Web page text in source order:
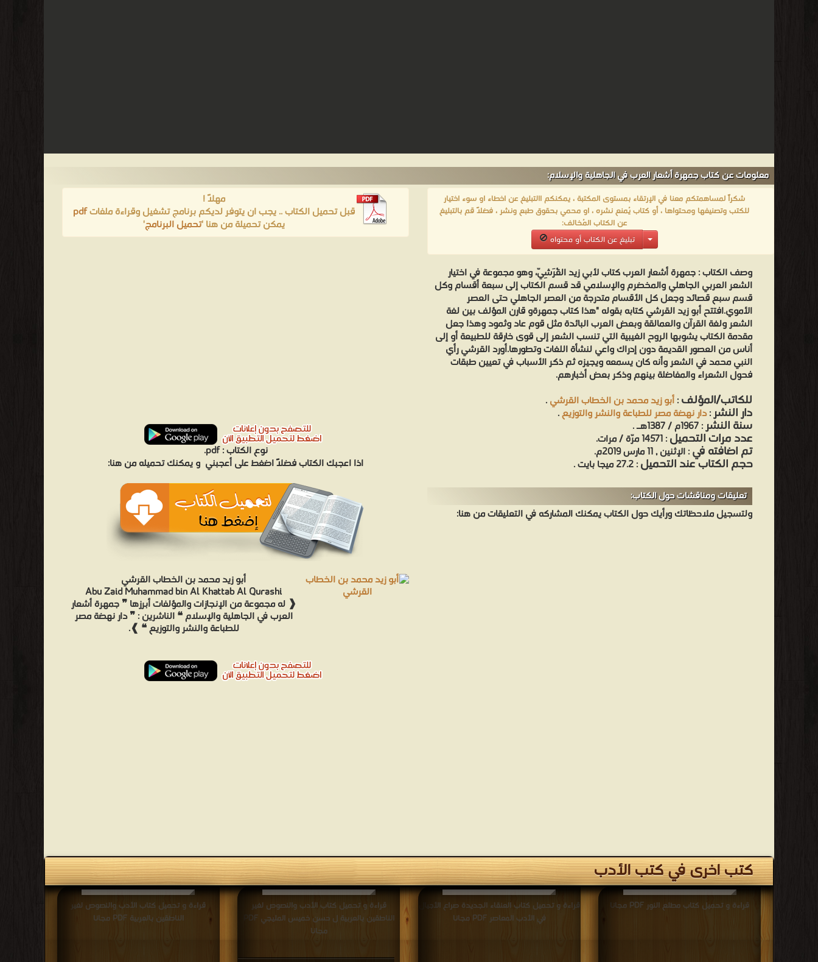
معلومات عن كتاب جمهرة أشعار العرب في الجاهلية والإسلام:
شكراً لمساهمتكم معنا في الإرتقاء بمستوى المكتبة ، يمكنكم االتبليغ عن اخطاء او سوء اختيار
للكتب وتصنيفها ومحتواها ، أو كتاب يُمنع نشره ، او محمي بحقوق طبع ونشر ، فضلاً قم بالتبليغ
عن الكتاب المُخالف:
تبليغ عن الكتاب أو محتواه
وصف الكتاب :جمهرة أشعار العرب كتاب لأبي زيد القُرَشِيّ، وهو مجموعة في اختيار
الشعر العربي الجاهلي والمخضرم والإسلامي قد قسم الكتاب إلى سبعة أقسام وكل
قسم سبع قصائد وجعل كل الأقسام متدرجة من العصر الجاهلي حتى العصر
الأموي.افتتح أبو زيد القرشي كتابه بقوله "هذا كتاب جمهرةو قارن المؤلف بين لغة
الشعر ولغة القرآن والعمالقة وبعض العرب البائدة مثل قوم عاد وثمود وهذا جعل
مقدمة الكتاب يشوبها الروح الغيبية التي تنسب الشعر إلى قوى خارقة للطبيعة أو إلى
أناس من العصور القديمة دون إدراك واعي لنشأة اللغات وتطورها.أورد القرشي رأي
النبي محمد في الشعر وأنه كان يسمعه ويجيزه ثم ذكر الأسباب في تعيين طبقات
فحول الشعراء والمفاضلة بينهم وذكر بعض أخبارهم.
للكاتب/المؤلف:أبو زيد محمد بن الخطاب القرشي.
دار النشر:دار نهضة مصر للطباعة والنشر والتوزيع.
سنة النشر: 1967م / 1387هـ .
عدد مرات التحميل: 14571 مرّة / مرات.
تم اضافته في: الإثنين , 11 مارس 2019م.
حجم الكتاب عند التحميل: 27.2 ميجا بايت .
تعليقات ومناقشات حول الكتاب:
ولتسجيل ملاحظاتك ورأيك حول الكتاب يمكنك المشاركه في التعليقات من هنا:
مهلاً !
قبل تحميل الكتاب .. يجب ان يتوفر لديكم برنامج تشغيل وقراءة ملفاتpdf
يمكن تحميلة من هنا 'تحميل البرنامج'
نوع الكتاب :pdf.
اذا اعجبك الكتاب فضلاً اضغط على أعجبني و يمكنك تحميله من هنا:
أبو زيد محمد بن الخطاب القرشي
Abu Zaid Muhammad bin Al Khattab Al Qurashi
❰ له مجموعة من الإنجازات والمؤلفات أبرزها ❞ جمهرة أشعار
العرب في الجاهلية والإسلام ❝ الناشرين : ❞ دار نهضة مصر
للطباعة والنشر والتوزيع ❝ ❱.
كتب اخرى في كتب الأدب
قراءة و تحميل كتاب الأدب والنصوص لغير
الناطقين بالعربية PDF مجانا
قراءة و تحميل كتاب الأدب والنصوص لغير
الناطقين بالعربية ل حسن خميس المليجي PDF
مجانا
قراءة و تحميل كتاب العنقاء الجديدة صراع الأجيال
في الأدب المعاصر PDF مجانا
قراءة و تحميل كتاب مطلع النور PDF مجانا